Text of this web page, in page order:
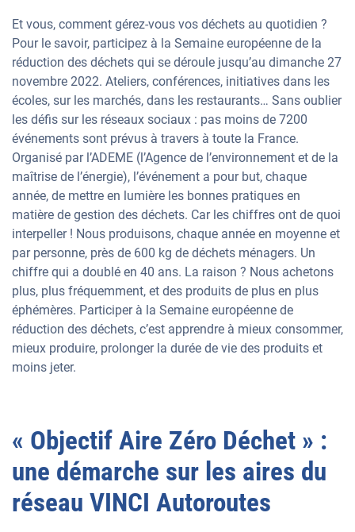
Et vous, comment gérez-vous vos déchets au quotidien ?
Pour le savoir, participez à la Semaine européenne de la
réduction des déchets qui se déroule jusqu’au dimanche 27
novembre 2022. Ateliers, conférences, initiatives dans les
écoles, sur les marchés, dans les restaurants… Sans oublier
les défis sur les réseaux sociaux : pas moins de 7200
événements sont prévus à travers à toute la France.
Organisé par l’ADEME (l’Agence de l’environnement et de la
maîtrise de l’énergie), l’événement a pour but, chaque
année, de mettre en lumière les bonnes pratiques en
matière de gestion des déchets. Car les chiffres ont de quoi
interpeller ! Nous produisons, chaque année en moyenne et
par personne, près de 600 kg de déchets ménagers. Un
chiffre qui a doublé en 40 ans. La raison ? Nous achetons
plus, plus fréquemment, et des produits de plus en plus
éphémères. Participer à la Semaine européenne de
réduction des déchets, c’est apprendre à mieux consommer,
mieux produire, prolonger la durée de vie des produits et
moins jeter.
« Objectif Aire Zéro Déchet » :
une démarche sur les aires du
réseau VINCI Autoroutes